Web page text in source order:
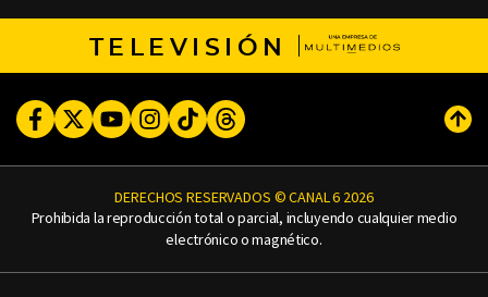
TELEVISIÓN
FacebookTwitterYoutubeInstagram
TikTokThreads
DERECHOS RESERVADOS © CANAL 6 2026
Prohibida la reproducción total o parcial, incluyendo cualquier medio
electrónico o magnético.